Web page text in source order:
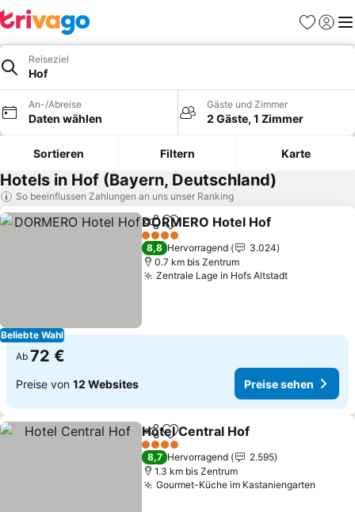
Favoriten
Reiseziel
Hof
An-/Abreise
Daten wählen
Gäste und Zimmer
2 Gäste, 1 Zimmer
Sortieren Filtern Karte
Hotels in Hof (Bayern, Deutschland)
So beeinflussen Zahlungen an uns unser Ranking
Beliebte Wahl
TeilenZu Favoriten hinzufügen
DORMERO Hotel Hof
4 Sterne
8,8 Hervorragend
3.024
0.7 km bis Zentrum
Zentrale Lage in Hofs Altstadt
Ab 72 €
Preise von 12 Websites Preise sehen
TeilenZu Favoriten hinzufügen
Hotel Central Hof
4 Sterne
8,7 Hervorragend
2.595
1.3 km bis Zentrum
Gourmet-Küche im Kastaniengarten